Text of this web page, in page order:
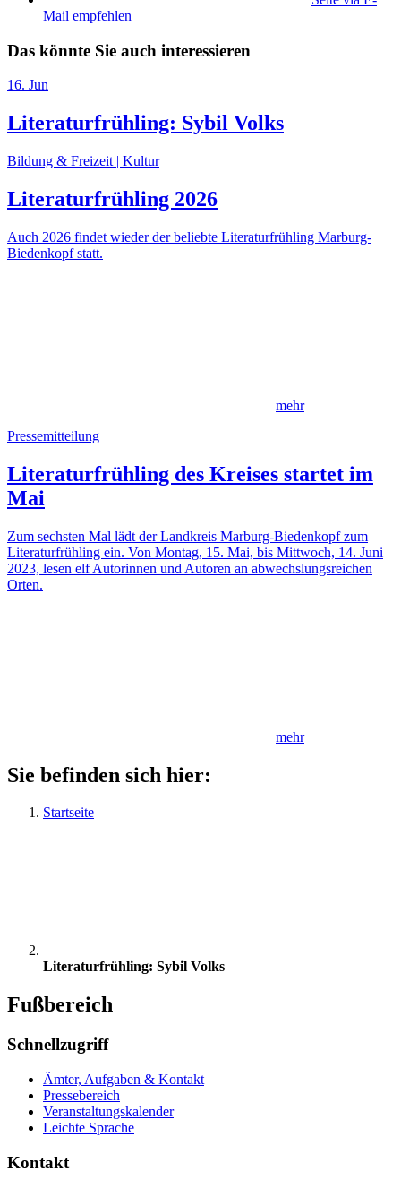
Mail empfehlen
Das könnte Sie auch interessieren
16. Jun
Literaturfrühling: Sybil Volks
Bildung & Freizeit | Kultur
Literaturfrühling 2026
Auch 2026 findet wieder der beliebte Literaturfrühling Marburg-
Biedenkopf statt.
mehr
Pressemitteilung
Literaturfrühling des Kreises startet im
Mai
Zum sechsten Mal lädt der Landkreis Marburg-Biedenkopf zum
Literaturfrühling ein. Von Montag, 15. Mai, bis Mittwoch, 14. Juni
2023, lesen elf Autorinnen und Autoren an abwechslungsreichen
Orten.
mehr
Sie befinden sich hier:
Startseite
Literaturfrühling: Sybil Volks
Fußbereich
Schnellzugriff
Ämter, Aufgaben & Kontakt
Pressebereich
Veranstaltungskalender
Leichte Sprache
Kontakt